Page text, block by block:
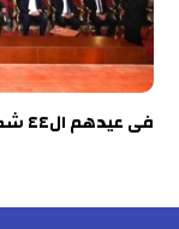
فى عيدهم ال٤٤ شكر وتقدير من العاملين بإذاعة وسط الدلتا